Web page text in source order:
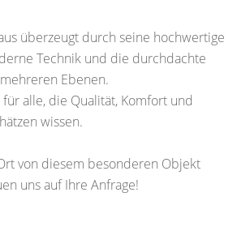
überzeugt durch seine hochwertige
Technik und die durchdachte
Ebenen.
alle, die Qualität, Komfort und
wissen.
von diesem besonderen Objekt
uns auf Ihre Anfrage!